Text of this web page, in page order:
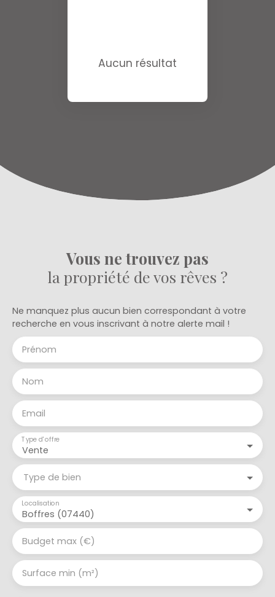
Aucun résultat
Vous ne trouvez pas
la propriété de vos rêves ?
Ne manquez plus aucun bien correspondant à votre
recherche en vous inscrivant à notre alerte mail !
Prénom
Nom
Email
Vente
Type d'offre
Type de bien
Boffres (07440)
Localisation
Budget max (€)
Surface min (m²)